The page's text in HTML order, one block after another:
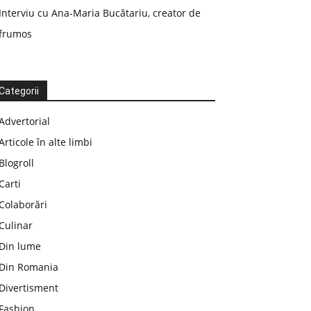
cu Ana-Maria Bucătariu, creator de
în alte limbi
lume
Romania